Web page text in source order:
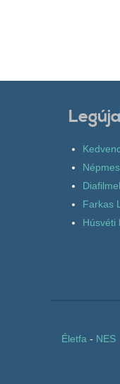
Farkas
Húsvéti
Életfa - NES